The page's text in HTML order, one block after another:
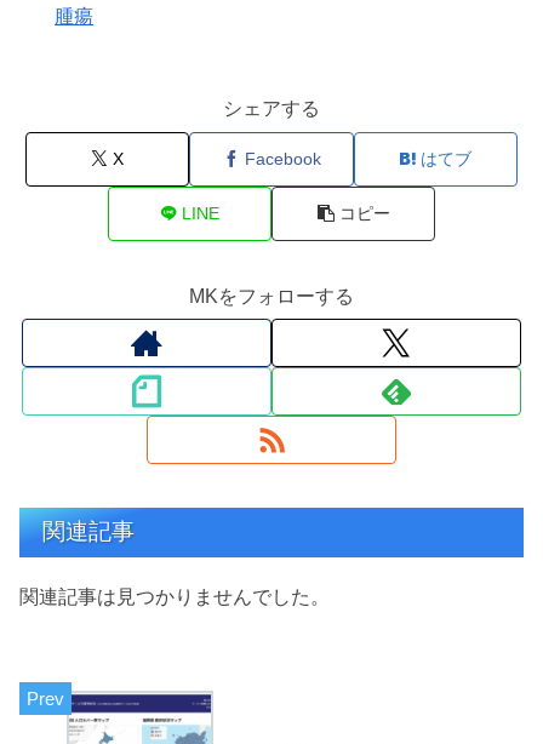
腫瘍
シェアする
X Facebook はてブ
LINE コピー
MKをフォローする
関連記事
関連記事は見つかりませんでした。